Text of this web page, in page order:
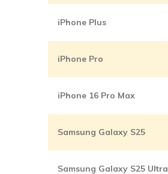
iPhone Plus
iPhone Pro
iPhone 16 Pro Max
Samsung Galaxy S25
Samsung Galaxy S25 Ultra